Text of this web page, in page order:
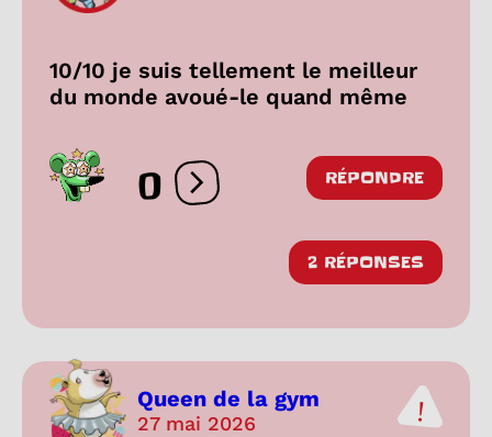
10/10 je suis tellement le meilleur
du monde avoué-le quand même
0 Ouvrir les réactions
RÉPONDRE
2 RÉPONSES
Queen de la gym
27 mai 2026